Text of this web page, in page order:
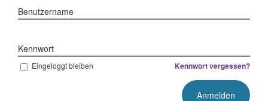
Benutzername
Kennwort
Eingeloggt bleiben Kennwort vergessen?